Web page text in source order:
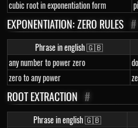
cubic root in exponentiation form
EXPONENTIATION: ZERO RULES #
Phrase in english 🇬🇧
any number to power zero
zero to any power
ROOT EXTRACTION #
Phrase in english 🇬🇧